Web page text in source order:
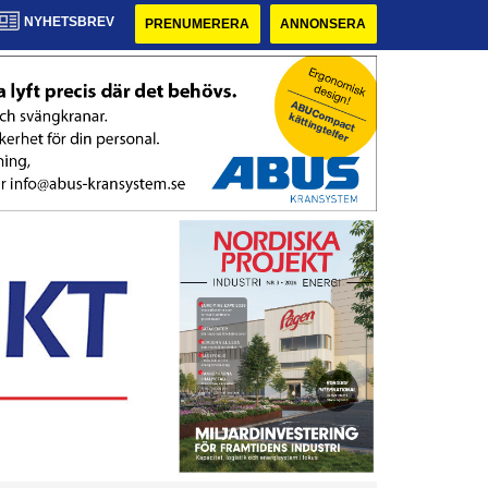
NYHETSBREV PRENUMERERA ANNONSERA